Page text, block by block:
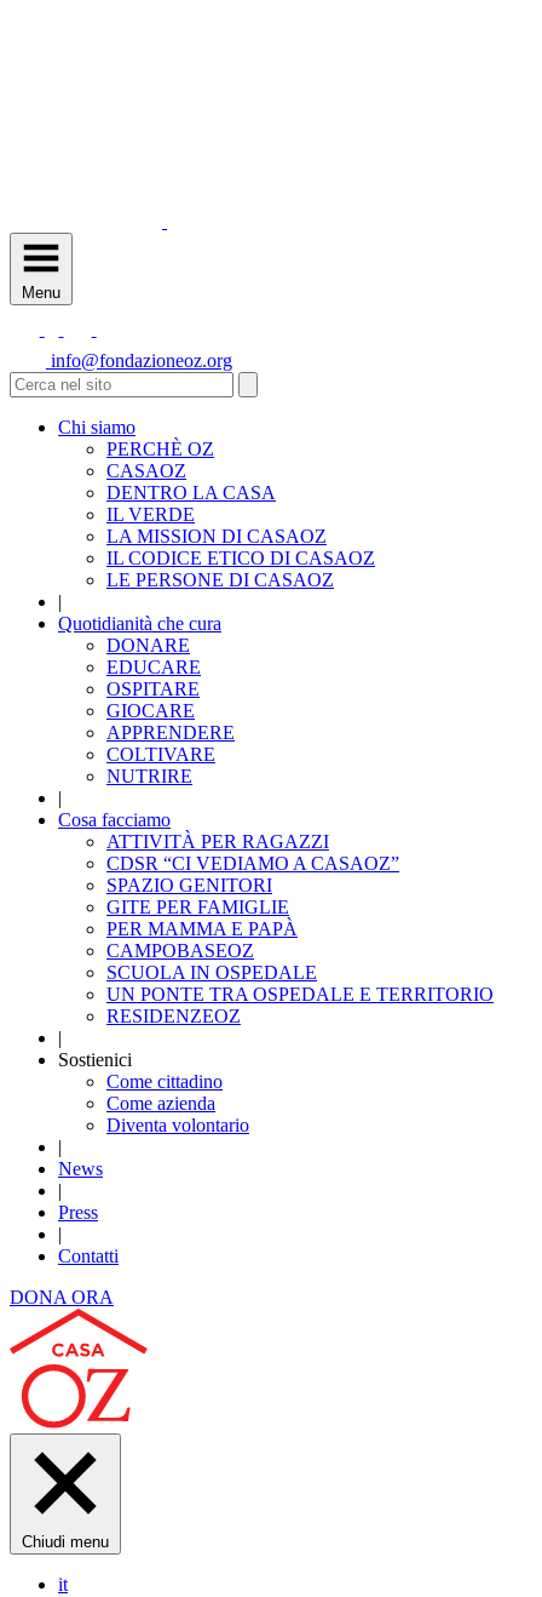
Menu
info@fondazioneoz.org
Chi siamo
PERCHÈ OZ
CASAOZ
DENTRO LA CASA
IL VERDE
LA MISSION DI CASAOZ
IL CODICE ETICO DI CASAOZ
LE PERSONE DI CASAOZ
|
Quotidianità che cura
DONARE
EDUCARE
OSPITARE
GIOCARE
APPRENDERE
COLTIVARE
NUTRIRE
|
Cosa facciamo
ATTIVITÀ PER RAGAZZI
CDSR “CI VEDIAMO A CASAOZ”
SPAZIO GENITORI
GITE PER FAMIGLIE
PER MAMMA E PAPÀ
CAMPOBASEOZ
SCUOLA IN OSPEDALE
UN PONTE TRA OSPEDALE E TERRITORIO
RESIDENZEOZ
|
Sostienici
Come cittadino
Come azienda
Diventa volontario
|
News
|
Press
|
Contatti
DONA ORA
Chiudi menu
it